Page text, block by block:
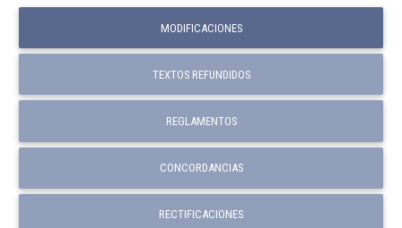
MODIFICACIONES
TEXTOS REFUNDIDOS
REGLAMENTOS
CONCORDANCIAS
RECTIFICACIONES